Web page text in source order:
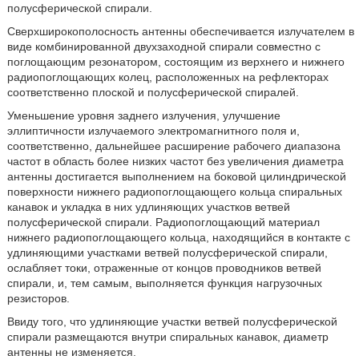
полусферической спирали.
Сверхширокополосность антенны обеспечивается излучателем в
виде комбинированной двухзаходной спирали совместно с
поглощающим резонатором, состоящим из верхнего и нижнего
радиопоглощающих колец, расположенных на рефлекторах
соответственно плоской и полусферической спиралей.
Уменьшение уровня заднего излучения, улучшение
эллиптичности излучаемого электромагнитного поля и,
соответственно, дальнейшее расширение рабочего диапазона
частот в область более низких частот без увеличения диаметра
антенны достигается выполнением на боковой цилиндрической
поверхности нижнего радиопоглощающего кольца спиральных
канавок и укладка в них удлиняющих участков ветвей
полусферической спирали. Радиопоглощающий материал
нижнего радиопоглощающего кольца, находящийся в контакте с
удлиняющими участками ветвей полусферической спирали,
ослабляет токи, отраженные от концов проводников ветвей
спирали, и, тем самым, выполняется функция нагрузочных
резисторов.
Ввиду того, что удлиняющие участки ветвей полусферической
спирали размещаются внутри спиральных канавок, диаметр
антенны не изменяется.